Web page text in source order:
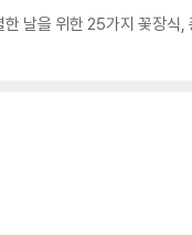
날을 위한 25가지 꽃장식,